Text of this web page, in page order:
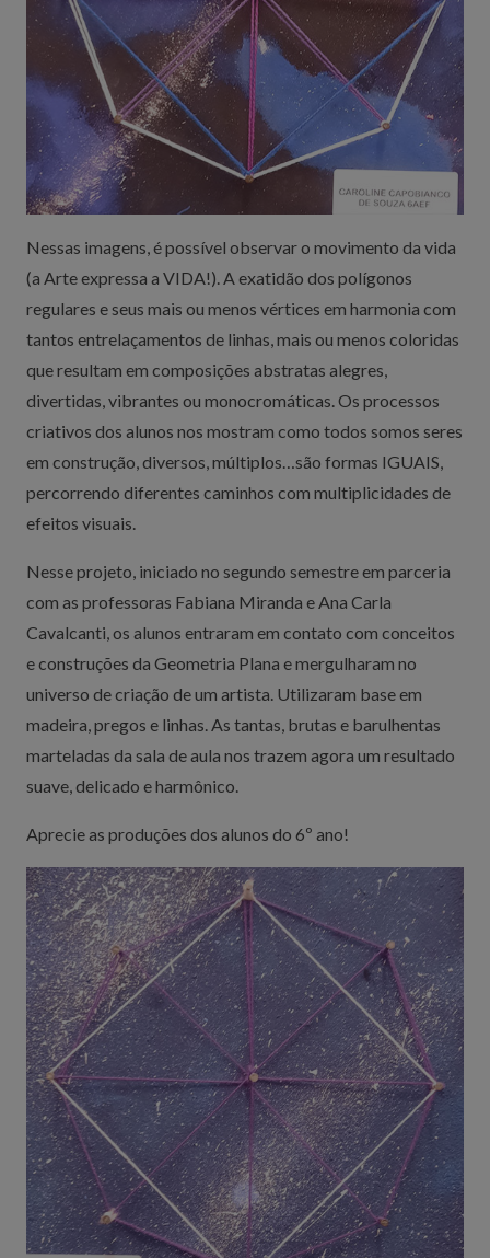
Nessas imagens, é possível observar o movimento da vida
(a Arte expressa a VIDA!). A exatidão dos polígonos
regulares e seus mais ou menos vértices em harmonia com
tantos entrelaçamentos de linhas, mais ou menos coloridas
que resultam em composições abstratas alegres,
divertidas, vibrantes ou monocromáticas. Os processos
criativos dos alunos nos mostram como todos somos seres
em construção, diversos, múltiplos…são formas IGUAIS,
percorrendo diferentes caminhos com multiplicidades de
efeitos visuais.
Nesse projeto, iniciado no segundo semestre em parceria
com as professoras Fabiana Miranda e Ana Carla
Cavalcanti, os alunos entraram em contato com conceitos
e construções da Geometria Plana e mergulharam no
universo de criação de um artista. Utilizaram base em
madeira, pregos e linhas. As tantas, brutas e barulhentas
marteladas da sala de aula nos trazem agora um resultado
suave, delicado e harmônico.
Aprecie as produções dos alunos do 6º ano!